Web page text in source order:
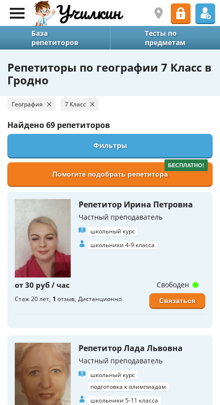
База
репетиторов
Тесты по
предметам
Репетиторы по географии 7 Класс в
Гродно
География 7 Класс
Найдено69 репетиторов
Фильтры
БЕСПЛАТНО!
Помогите подобрать репетитора
Репетитор Ирина Петровна
Частный преподаватель
школьный курс
школьники 4-9 класса
от 30 руб / час
Стаж 20 лет 1 отзыв Дистанционно
Свободен
Связаться
Репетитор Лада Львовна
Частный преподаватель
школьный курс
подготовка к олимпиадам
школьники 5-11 класса